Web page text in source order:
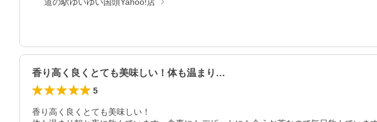
香り高く良くとても美味しい！体も温まり…
5
香り高く良くとても美味しい！